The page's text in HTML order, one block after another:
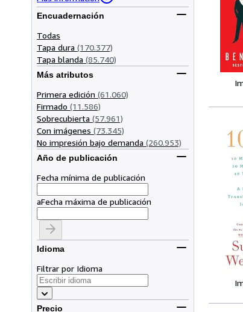
Encuadernación
Todas
Tapa dura (170.377)
Tapa blanda (85.740)
Más atributos
Primera edición (61.060)
Firmado (11.586)
Sobrecubierta (57.961)
Con imágenes (73.345)
No impresión bajo demanda (260.953)
Año de publicación
Fecha mínima de publicación
aFecha máxima de publicación
Idioma
Filtrar por Idioma
Precio